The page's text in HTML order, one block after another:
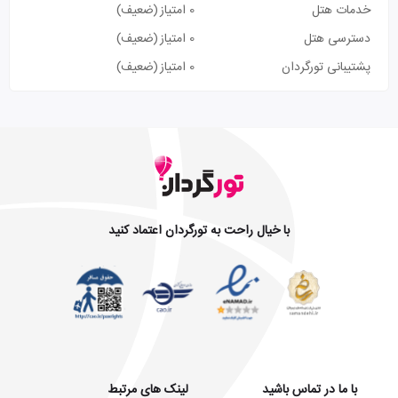
خدمات هتل 0 امتیاز
(ضعیف)
دسترسی هتل
0 امتیاز
(ضعیف)
پشتیبانی تورگردان
0 امتیاز (ضعیف)
با خیال راحت به تورگردان اعتماد کنید
با ما در تماس باشید لینک های مرتبط